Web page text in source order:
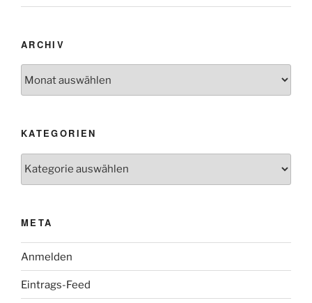
ARCHIV
KATEGORIEN
Kategorien
META
Anmelden
Eintrags-Feed